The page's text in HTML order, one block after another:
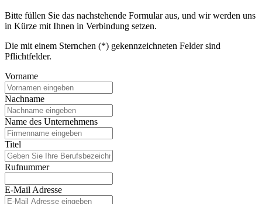
Bitte füllen Sie das nachstehende Formular aus, und wir werden uns
in Kürze mit Ihnen in Verbindung setzen.
Die mit einem Sternchen (*) gekennzeichneten Felder sind
Pflichtfelder.
Vorname
Nachname
Name des Unternehmens
Titel
Rufnummer
E-Mail Adresse